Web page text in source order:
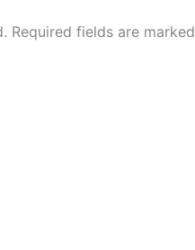
Required fields are marked